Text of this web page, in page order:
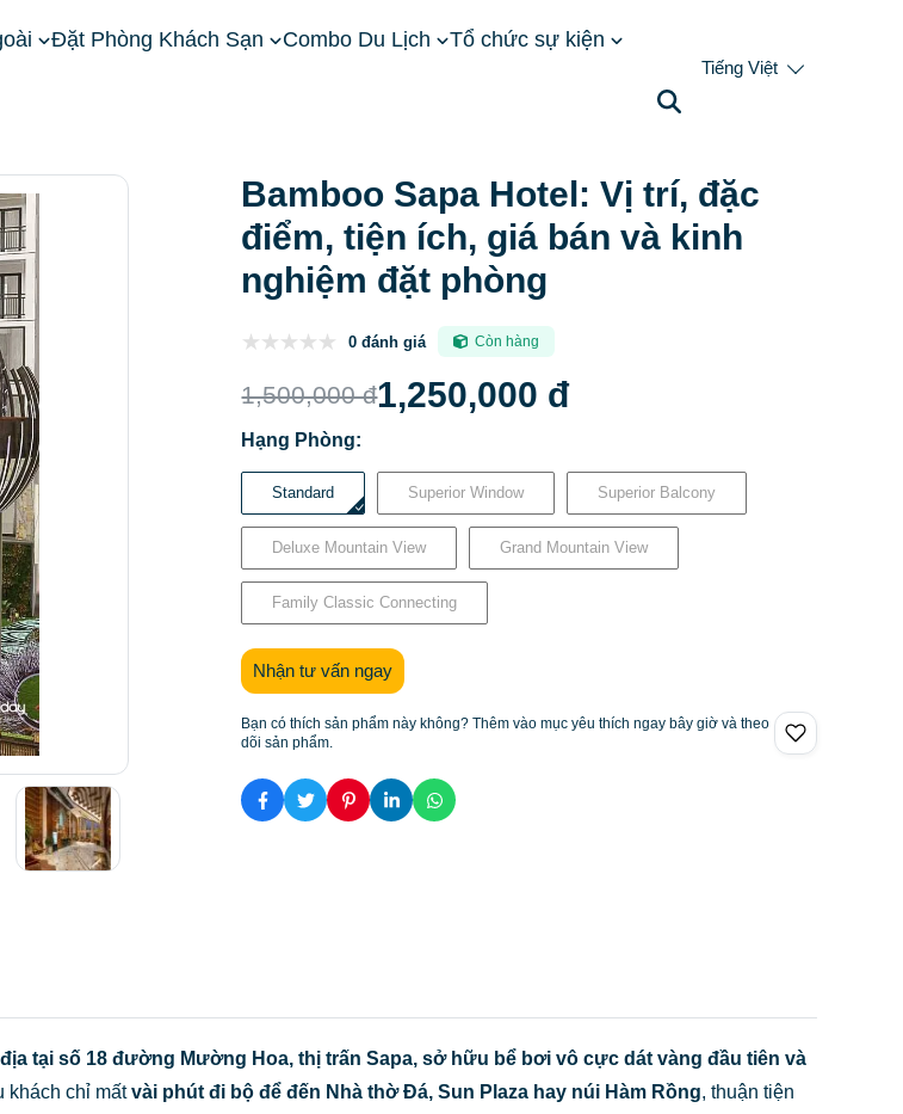
Đặt Phòng Khách Sạn Combo Du Lịch Tổ chức sự kiện
Tiếng Việt
Bamboo Sapa Hotel: Vị trí, đặc
điểm, tiện ích, giá bán và kinh
nghiệm đặt phòng
0 đánh giá Còn hàng
1,500,000 đ1,250,000 đ
Hạng Phòng:
Standard Superior Window Superior Balcony
Deluxe Mountain View Grand Mountain View
Family Classic Connecting
Nhận tư vấn ngay
Bạn có thích sản phẩm này không? Thêm vào mục yêu thích ngay bây giờ và theo
dõi sản phẩm.
tại số 18 đường Mường Hoa, thị trấn Sapa, sở hữu bể bơi vô cực dát vàng đầu tiên và
khách chỉ mấtvài phút đi bộ để đến Nhà thờ Đá, Sun Plaza hay núi Hàm Rồng, thuận tiện